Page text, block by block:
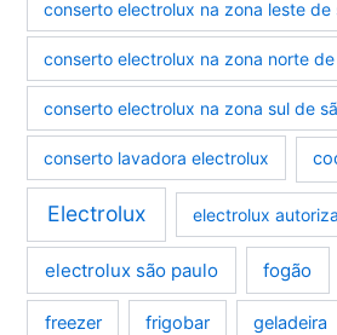
conserto electrolux na zona leste de
conserto electrolux na zona norte
conserto electrolux na zona sul de
conserto lavadora electrolux
Electrolux electrolux
electrolux são paulo fogão
freezer frigobar geladeira